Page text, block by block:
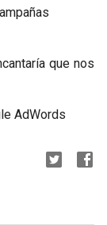
que nos
AdWords